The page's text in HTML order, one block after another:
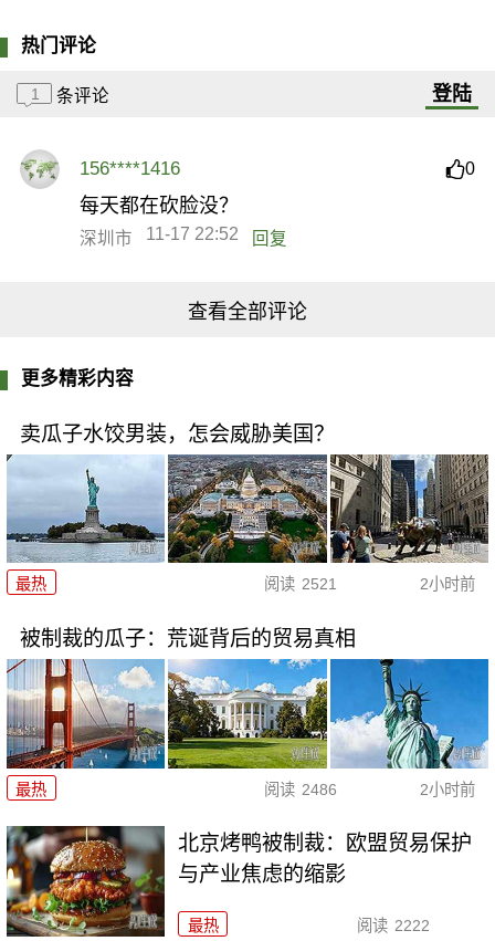
热门评论
1 条评论 登陆
156****1416 0
每天都在砍脸没？
深圳市 11-17 22:52 回复
查看全部评论
更多精彩内容
卖瓜子水饺男装，怎会威胁美国？
最热 阅读 2521 2小时前
被制裁的瓜子：荒诞背后的贸易真相
最热 阅读 2486 2小时前
北京烤鸭被制裁：欧盟贸易保护
与产业焦虑的缩影
最热 阅读 2222